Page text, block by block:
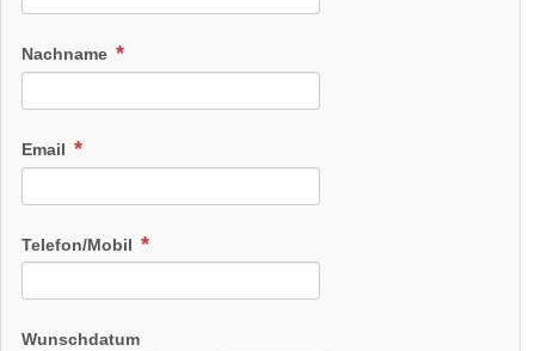
Nachname
Email
Telefon/Mobil
Wunschdatum